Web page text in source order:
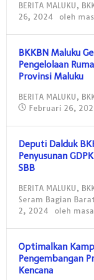
BERITA MALUKU,
26, 2024
oleh
BKKBN Maluku
Pengelolaan
Provinsi Maluku
BERITA MALUKU,
Februari 26,
Deputi Dalduk
Penyusunan
SBB
BERITA MALUKU,
Seram Bagian Barat
2, 2024
oleh
Optimalkan
Pengembangan
Kencana